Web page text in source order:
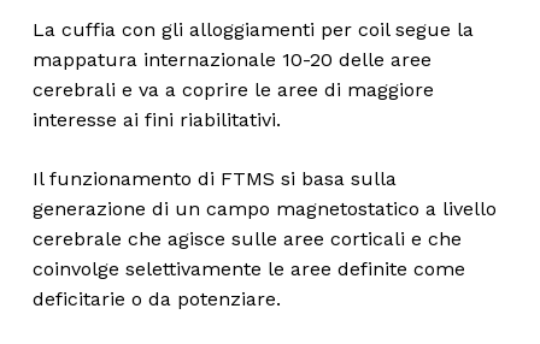
La cuffia con gli alloggiamenti per coil segue la
mappatura internazionale 10-20 delle aree
cerebrali e va a coprire le aree di maggiore
interesse ai fini riabilitativi.
Il funzionamento di FTMS si basa sulla
generazione di un campo magnetostatico a livello
cerebrale che agisce sulle aree corticali e che
coinvolge selettivamente le aree definite come
deficitarie o da potenziare.